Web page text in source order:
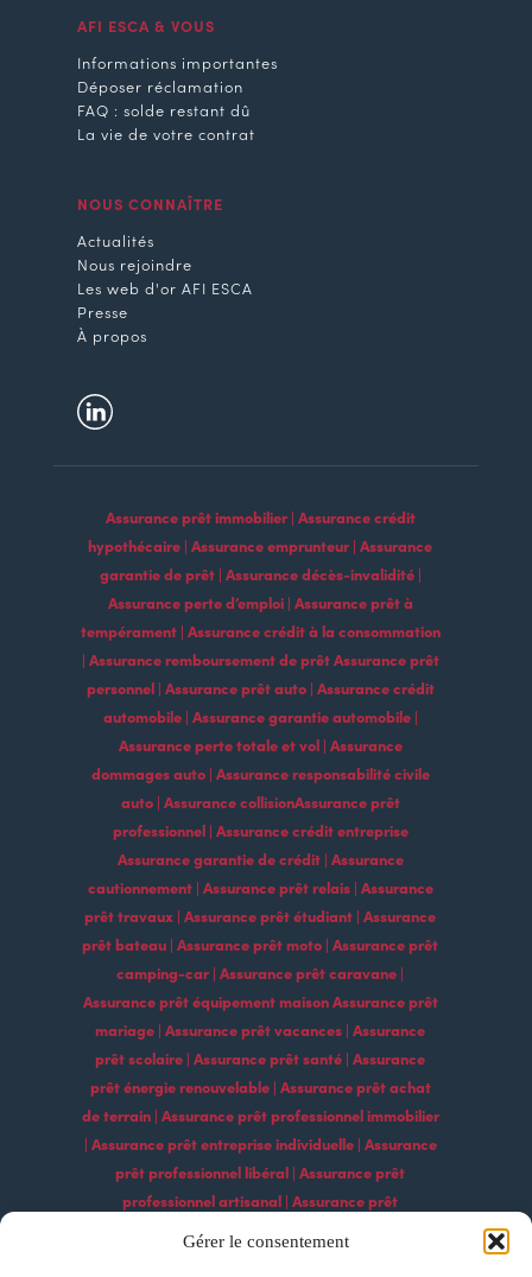
Gérer le consentement
AFI ESCA & VOUS
Informations importantes
Déposer réclamation
FAQ : solde restant dû
La vie de votre contrat
NOUS CONNAÎTRE
Actualités
Nous rejoindre
Les web d'or AFI ESCA
Presse
À propos
Assurance prêt immobilier | Assurance crédit
hypothécaire | Assurance emprunteur | Assurance
garantie de prêt | Assurance décès-invalidité |
Assurance perte d’emploi | Assurance prêt à
tempérament | Assurance crédit à la consommation
| Assurance remboursement de prêt Assurance prêt
personnel | Assurance prêt auto | Assurance crédit
automobile | Assurance garantie automobile |
Assurance perte totale et vol | Assurance
dommages auto | Assurance responsabilité civile
auto | Assurance collisionAssurance prêt
professionnel | Assurance crédit entreprise
Assurance garantie de crédit | Assurance
cautionnement | Assurance prêt relais | Assurance
prêt travaux | Assurance prêt étudiant | Assurance
prêt bateau | Assurance prêt moto | Assurance prêt
camping-car | Assurance prêt caravane |
Assurance prêt équipement maison Assurance prêt
mariage | Assurance prêt vacances | Assurance
prêt scolaire | Assurance prêt santé | Assurance
prêt énergie renouvelable | Assurance prêt achat
de terrain | Assurance prêt professionnel immobilier
| Assurance prêt entreprise individuelle | Assurance
prêt professionnel libéral | Assurance prêt
professionnel artisanal | Assurance prêt